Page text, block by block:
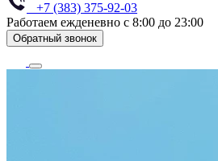
+7 (383) 375-92-03
Работаем ежденевно с 8:00 до 23:00
Обратный звонок